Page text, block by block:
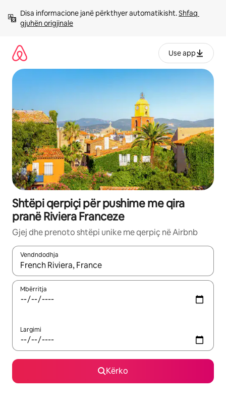
përmbajtja
Disa informacione janë përkthyer automatikisht. Shfaq
gjuhën origjinale
Use app
Shtëpi qerpiçi për pushime me qira
pranë Riviera Franceze
Gjej dhe prenoto shtëpi unike me qerpiç në Airbnb
Vendndodhja
Kur rezultatet të jenë të disponueshme, lëviz me butonat e
Mbërritja
Largimi
Kërko